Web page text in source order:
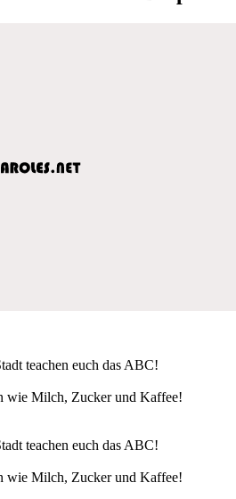
teachen euch das ABC!
wie Milch, Zucker und Kaffee!
teachen euch das ABC!
wie Milch, Zucker und Kaffee!